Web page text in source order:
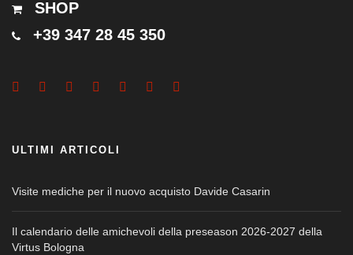
SHOP
+39 347 28 45 350
ULTIMI ARTICOLI
Visite mediche per il nuovo acquisto Davide Casarin
Il calendario delle amichevoli della preseason 2026-2027 della
Virtus Bologna